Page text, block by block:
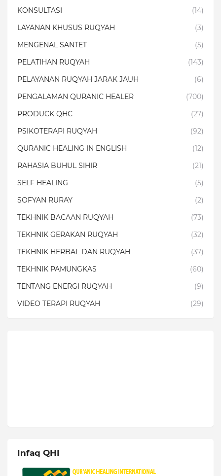
KONSULTASI
(14)
LAYANAN KHUSUS RUQYAH
(3)
MENGENAL SANTET
(5)
PELATIHAN RUQYAH
(143)
PELAYANAN RUQYAH JARAK JAUH
(6)
PENGALAMAN QURANIC HEALER
(700)
PRODUCK QHC
(27)
PSIKOTERAPI RUQYAH
(92)
QURANIC HEALING IN ENGLISH
(12)
RAHASIA BUHUL SIHIR
(21)
SELF HEALING
(5)
SOFYAN RURAY
(2)
TEKHNIK BACAAN RUQYAH
(73)
TEKHNIK GERAKAN RUQYAH
(32)
TEKHNIK HERBAL DAN RUQYAH
(37)
TEKHNIK PAMUNGKAS
(60)
TENTANG ENERGI RUQYAH
(9)
VIDEO TERAPI RUQYAH
(29)
Infaq QHI